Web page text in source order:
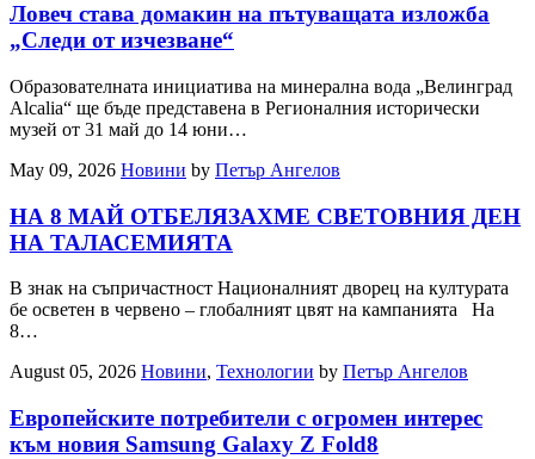
Ловеч става домакин на пътуващата изложба
„Следи от изчезване“
Образователната инициатива на минерална вода „Велинград
Alcalia“ ще бъде представена в Регионалния исторически
музей от 31 май до 14 юни…
May 09, 2026 Новини by Петър Ангелов
НА 8 МАЙ ОТБЕЛЯЗАХМЕ СВЕТОВНИЯ ДЕН
НА ТАЛАСЕМИЯТА
В знак на съпричастност Националният дворец на културата
бе осветен в червено – глобалният цвят на кампанията На
8…
August 05, 2026 Новини, Технологии by Петър Ангелов
Европейските потребители с огромен интерес
към новия Samsung Galaxy Z Fold8